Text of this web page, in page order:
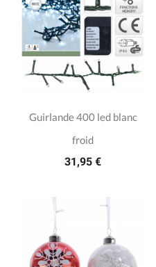
Guirlande 400 led blanc
froid
31,95 €